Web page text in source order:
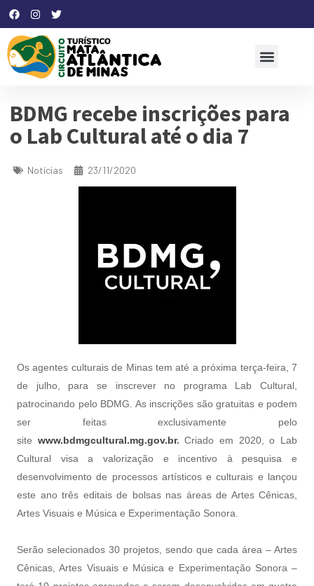
BDMG recebe inscrições para
o Lab Cultural até o dia 7
Notícias 23/11/2020
Os agentes culturais de Minas tem até a próxima terça-feira, 7
de julho, para se inscrever no programa Lab Cultural,
patrocinando pelo BDMG. As inscrições são gratuitas e podem
ser feitas exclusivamente pelo
site www.bdmgcultural.mg.gov.br. Criado em 2020, o Lab
Cultural visa a valorização e incentivo à pesquisa e
desenvolvimento de processos artísticos e culturais e lançou
este ano três editais de bolsas nas áreas de Artes Cênicas,
Artes Visuais e Música e Experimentação Sonora.
Serão selecionados 30 projetos, sendo que cada área – Artes
Cênicas, Artes Visuais e Música e Experimentação Sonora –